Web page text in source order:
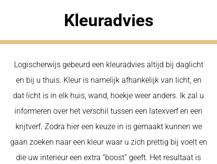
Kleuradvies
Logischerwijs gebeurd een kleuradvies altijd bij daglicht
en bij u thuis. Kleur is namelijk afhankelijk van licht, en
dat licht is in elk huis, wand, hoekje weer anders. Ik zal u
informeren over het verschil tussen een latexverf en een
krijtverf. Zodra hier een keuze in is gemaakt kunnen we
gaan zoeken naar een kleur waar u zich prettig bij voelt en
die uw interieur een extra “boost” geeft. Het resultaat is